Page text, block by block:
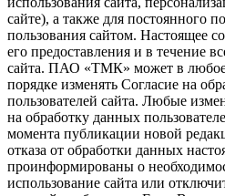
сайте), а также для постоянного
пользования сайтом. Настоящее
его предоставления и в течение
сайта. ПАО «ТМК» может в любое
порядке изменять Согласие на
пользователей сайта. Любые
на обработку данных
момента публикации новой
отказа от обработки данных
проинформированы о
использование сайта или